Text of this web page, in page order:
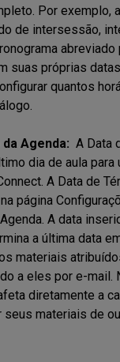
Por exemplo,
de intersessão,
suas próprias
quantos
Agenda: A Data
dia de aula para
A Data de
página
A data
a última data
materiais
a eles por e-mail.
diretamente a
seus materiais de